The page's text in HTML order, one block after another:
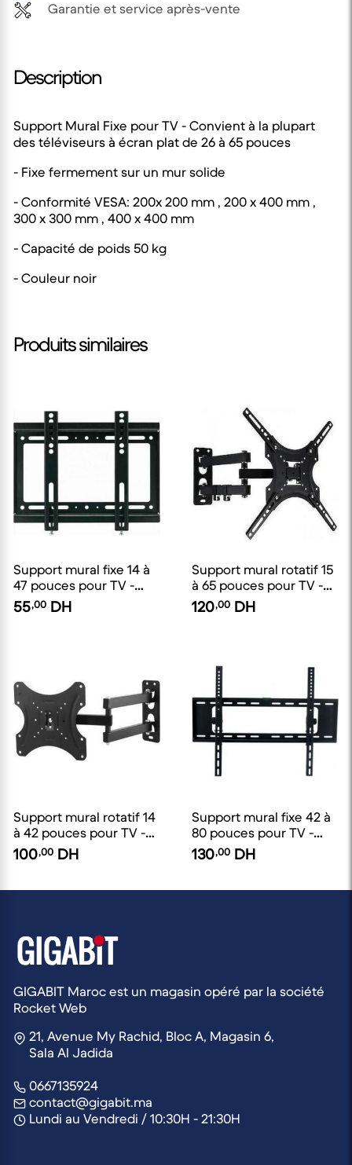
Garantie et service après-vente
Description
Support Mural Fixe pour TV - Convient à la plupart
des téléviseurs à écran plat de 26 à 65 pouces
- Fixe fermement sur un mur solide
- Conformité VESA: 200x 200 mm , 200 x 400 mm ,
300 x 300 mm , 400 x 400 mm
- Capacité de poids 50 kg
- Couleur noir
Produits similaires
Support mural fixe 14 à
47 pouces pour TV -
Capacité: 25Kg
55,00 DH
Support mural rotatif 15
à 65 pouces pour TV -
Capacité: 35Kg
120,00 DH
Support mural rotatif 14
à 42 pouces pour TV -
Capacité: 20Kg
100,00 DH
Support mural fixe 42 à
80 pouces pour TV -
Capacité: 60Kg
130,00 DH
GIGABIT Maroc est un magasin opéré par la société
Rocket Web
21, Avenue My Rachid, Bloc A, Magasin 6,
Sala Al Jadida
0667135924
contact@gigabit.ma
Lundi au Vendredi / 10:30H - 21:30H